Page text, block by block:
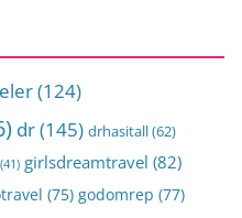
(124)
dr(145) drhasitall(62)
(41) girlsdreamtravel (82)
(75) godomrep (77)